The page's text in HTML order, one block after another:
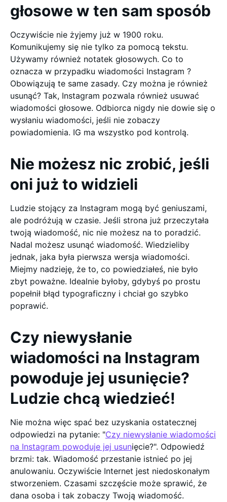
głosowe w ten sam sposób
Oczywiście nie żyjemy już w 1900 roku.
Komunikujemy się nie tylko za pomocą tekstu.
Używamy również notatek głosowych. Co to
oznacza w przypadku wiadomości Instagram ?
Obowiązują te same zasady. Czy można je również
usunąć? Tak, Instagram pozwala również usuwać
wiadomości głosowe. Odbiorca nigdy nie dowie się o
wysłaniu wiadomości, jeśli nie zobaczy
powiadomienia. IG ma wszystko pod kontrolą.
Nie możesz nic zrobić, jeśli
oni już to widzieli
Ludzie stojący za Instagram mogą być geniuszami,
ale podróżują w czasie. Jeśli strona już przeczytała
twoją wiadomość, nic nie możesz na to poradzić.
Nadal możesz usunąć wiadomość. Wiedzieliby
jednak, jaka była pierwsza wersja wiadomości.
Miejmy nadzieję, że to, co powiedziałeś, nie było
zbyt poważne. Idealnie byłoby, gdybyś po prostu
popełnił błąd typograficzny i chciał go szybko
poprawić.
Czy niewysłanie
wiadomości na Instagram
powoduje jej usunięcie?
Ludzie chcą wiedzieć!
Nie można więc spać bez uzyskania ostatecznej
odpowiedzi na pytanie: "Czy niewysłanie wiadomości
na Instagram powoduje jej usunięcie?". Odpowiedź
brzmi: tak. Wiadomość przestanie istnieć po jej
anulowaniu. Oczywiście Internet jest niedoskonałym
stworzeniem. Czasami szczęście może sprawić, że
dana osoba i tak zobaczy Twoją wiadomość.